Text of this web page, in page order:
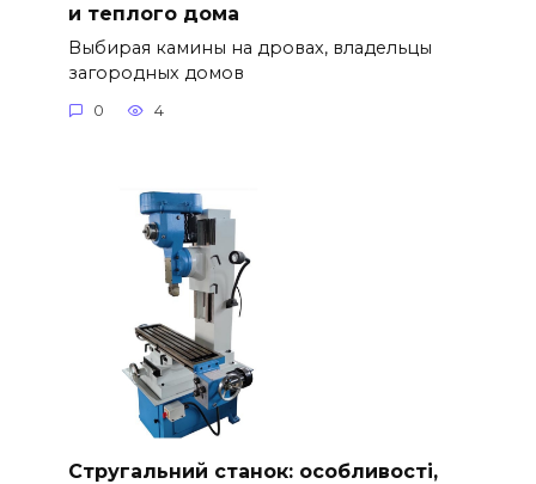
и теплого дома
Выбирая камины на дровах, владельцы
загородных домов
0 4
Стругальний станок: особливості,